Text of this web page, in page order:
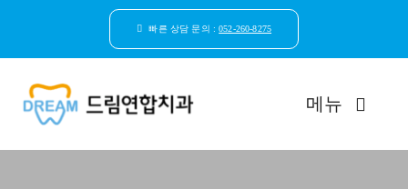
빠른 상담 문의 :052-260-8275
메뉴